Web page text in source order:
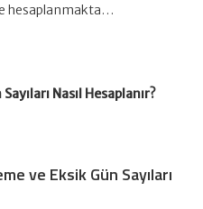
hesaplanmakta…
Nasıl Hesaplanır?
ve Eksik Gün Sayıları